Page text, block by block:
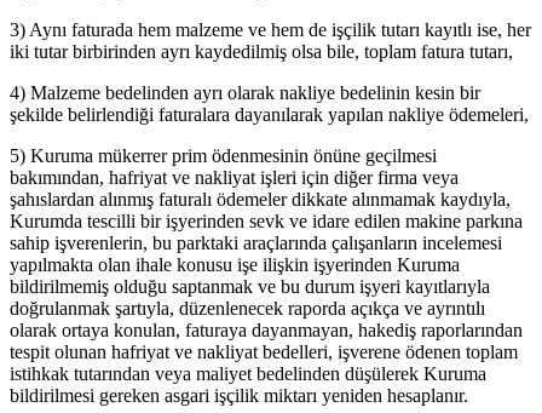
3) Aynı faturada hem malzeme ve hem de işçilik tutarı kayıtlı ise, her
iki tutar birbirinden ayrı kaydedilmiş olsa bile, toplam fatura tutarı,
4) Malzeme bedelinden ayrı olarak nakliye bedelinin kesin bir
şekilde belirlendiği faturalara dayanılarak yapılan nakliye ödemeleri,
5) Kuruma mükerrer prim ödenmesinin önüne geçilmesi
bakımından, hafriyat ve nakliyat işleri için diğer firma veya
şahıslardan alınmış faturalı ödemeler dikkate alınmamak kaydıyla,
Kurumda tescilli bir işyerinden sevk ve idare edilen makine parkına
sahip işverenlerin, bu parktaki araçlarında çalışanların incelemesi
yapılmakta olan ihale konusu işe ilişkin işyerinden Kuruma
bildirilmemiş olduğu saptanmak ve bu durum işyeri kayıtlarıyla
doğrulanmak şartıyla, düzenlenecek raporda açıkça ve ayrıntılı
olarak ortaya konulan, faturaya dayanmayan, hakediş raporlarından
tespit olunan hafriyat ve nakliyat bedelleri, işverene ödenen toplam
istihkak tutarından veya maliyet bedelinden düşülerek Kuruma
bildirilmesi gereken asgari işçilik miktarı yeniden hesaplanır.